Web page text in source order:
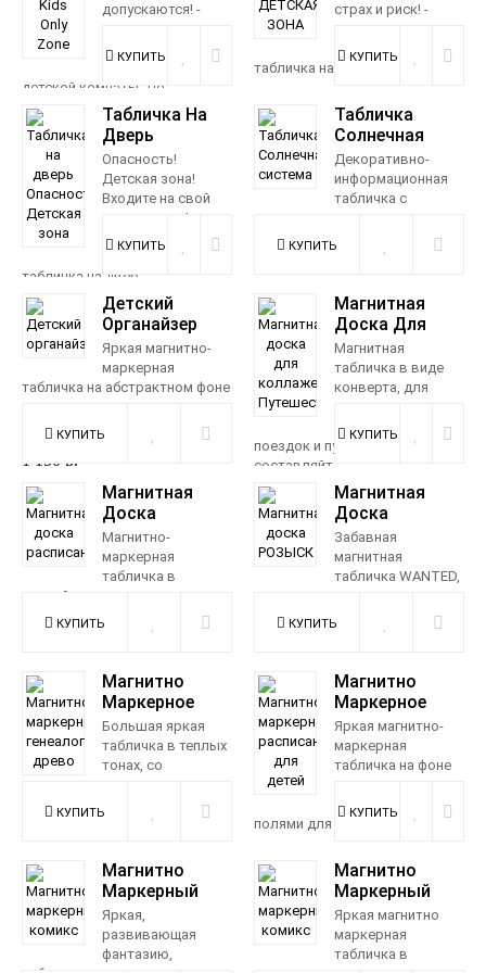
допускаются! -
декоративная
табличка для
детской комнаты. Де...
990 р.
страх и риск! -
декоративная
табличка на дверь детской к...
Табличка На
Дверь
Опасность!
Детская Зона
Опасность!
Детская зона!
Входите на свой
страх и риск! -
металлическая
декоративная
табличка на двер...
990 р.
Табличка
Солнечная
Система
Декоративно-
информационная
табличка с
Декоративная табличка
Детский
Органайзер
Яркая магнитно-
маркерная
табличка на абстрактном фоне
граней, с нелинован...
1 150 р.
Магнитная
Доска Для
Коллажей
Путешествия
Магнитная
табличка в виде
конверта, для
впечатлений от
поездок и путешествий -
составляйт...
990 р.
Магнитная
Доска
Расписание
Магнитно-
маркерная
табличка в
спокойных холодных тонах, на
фоне градиентного зелено-
Магнитная
Доска
РОЗЫСК
Забавная
магнитная
табличка WANTED,
Почувствуйте себя ковбоем в
Магнитно
Маркерное
Генеалогическое
Древо
Большая яркая
табличка в теплых
тонах, со
полями для записей маркером
- для исследовани...
Магнитно
Маркерное
Расписание
Для Детей
Яркая магнитно-
маркерная
табличка на фоне
нелинованными
полями для планирования ...
Магнитно
Маркерный
Комикс
Яркая,
развивающая
фантазию,
Магнитно
Маркерный
Комикс
Яркая магнитно
маркерная
табличка в